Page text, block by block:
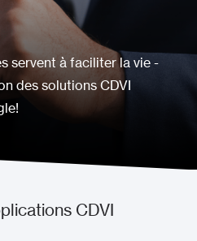
servent à faciliter la vie -
des solutions CDVI
CDVI